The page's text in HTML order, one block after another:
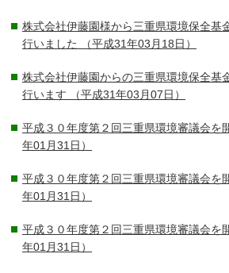
株式会社伊藤園様から三重県環境保全基
行いました
（平成31年03月18日）
株式会社伊藤園からの三重県環境保全基
行います （平成31年03月07日）
平成３０年度第２回三重県環境審議会を
年01月31日）
平成３０年度第２回三重県環境審議会を
年01月31日）
平成３０年度第２回三重県環境審議会を
年01月31日）